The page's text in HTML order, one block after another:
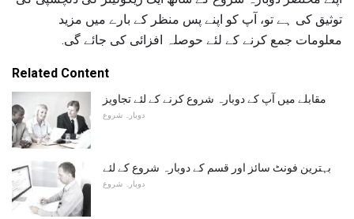
توثیق کی ہے تو، آپ کو اپنے پس منظر کے بارے میں مزید
معلومات جمع کرنے کے لئے حوصلہ افزائی کی جائے گی.
Related Content
مقابلے میں آپ کے دوبارہ شروع کرنے کے لئے تجاویز
دوبارہ شروع
بہترین فونٹ سائز اور قسم کے دوبارہ شروع کے لئے
دوبارہ شروع